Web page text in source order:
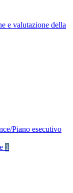
e valutazione della
Piano esecutivo
1